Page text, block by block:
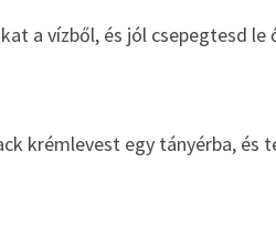
a vízből, és jól csepegtesd le
krémlevest egy tányérba, és